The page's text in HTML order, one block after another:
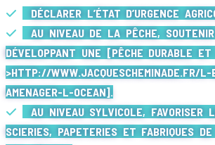
DÉCLARER L’ÉTAT D’URGENCE
AU NIVEAU DE LA PÊCHE,
DÉVELOPPANT UNE [PÊCHE DURABLE ET
>HTTP://WWW.JACQUESCHEMINADE.FR/L-
AMENAGER-L-OCEAN].
AU NIVEAU SYLVICOLE, FAVORISER
SCIERIES, PAPETERIES ET FABRIQUES